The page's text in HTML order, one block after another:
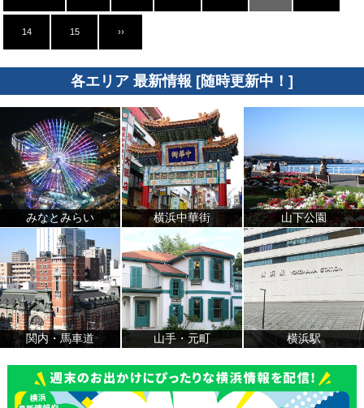
14 15 ››
各エリア 最新情報 [随時更新中！]
みなとみらい 横浜中華街 山下公園
関内・馬車道 山手・元町 横浜駅